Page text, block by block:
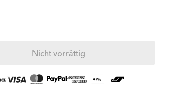
Nicht vorrättig